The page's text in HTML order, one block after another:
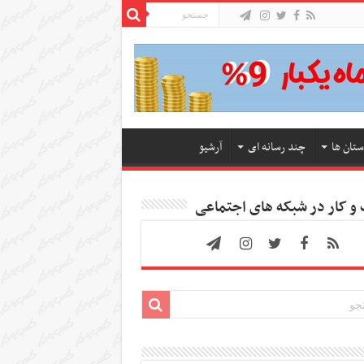
ها چند رسانه ای آرشیو
کار در شبکه های اجتماعی